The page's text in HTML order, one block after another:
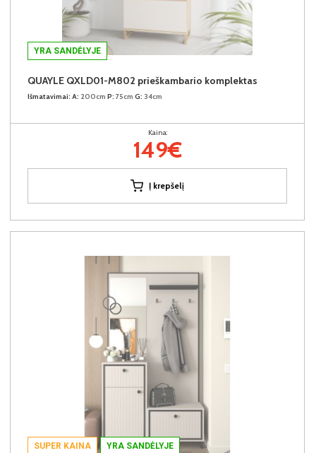
YRA SANDĖLYJE
QUAYLE QXLD01-M802 prieškambario komplektas
Išmatavimai: A: 200cm P: 75cm G: 34cm
Kaina:
149€
Į krepšelį
SUPER KAINA YRA SANDĖLYJE